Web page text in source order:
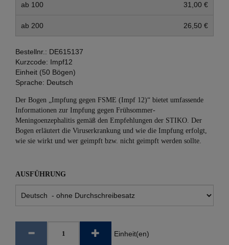
ab 100 31,00 €
ab 200 26,50 €
Bestellnr.: DE615137
Kurzcode: Impf12
Einheit (50 Bögen)
Sprache: Deutsch
Der Bogen „Impfung gegen FSME (Impf 12)“ bietet umfassende
Informationen zur Impfung gegen Frühsommer-
Meningoenzephalitis gemäß den Empfehlungen der STIKO. Der
Bogen erläutert die Viruserkrankung und wie die Impfung erfolgt,
wie sie wirkt und wer geimpft bzw. nicht geimpft werden sollte.
AUSFÜHRUNG
Einheit(en)